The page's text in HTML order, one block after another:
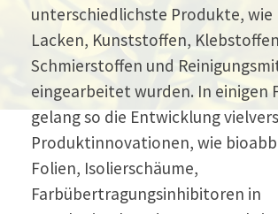
unterschiedlichste Produkte, wie
Lacken, Kunststoffen,
Schmierstoffen und
eingearbeitet wurden. In einigen
gelang so die Entwicklung
Produktinnovationen, wie
Folien, Isolierschäume,
Farbübertragungsinhibitoren in